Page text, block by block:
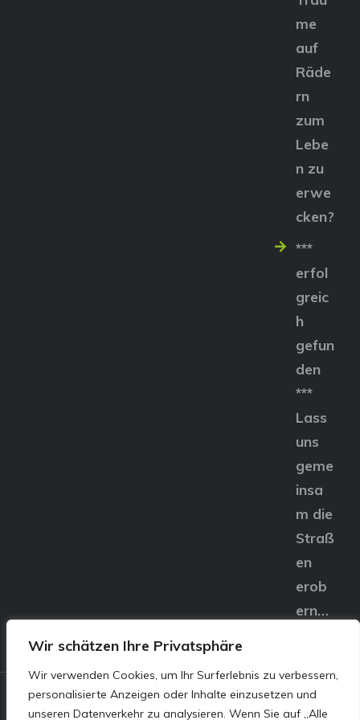
Wir schätzen Ihre Privatsphäre
Wir verwenden Cookies, um Ihr Surferlebnis zu verbessern,
personalisierte Anzeigen oder Inhalte einzusetzen und
unseren Datenverkehr zu analysieren. Wenn Sie auf „Alle
me
auf
Räde
rn
zum
Lebe
n zu
erwe
cken?
***
erfol
greic
h
gefun
den
***
Lass
uns
geme
insa
m die
Straß
en
erob
ern…
© E&S Motors GmbH,